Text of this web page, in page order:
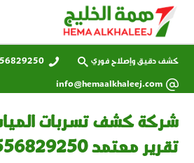
كشف دقيق وإصلاح فوري
info@hemaalkhaleej.com
شركة كشف تسربات
تقرير معتمد 0556829250